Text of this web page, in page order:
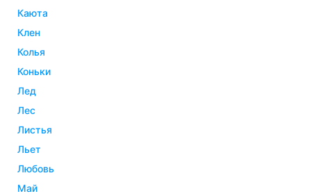
каюта
клен
колья
коньки
лед
лес
листья
льет
любовь
май